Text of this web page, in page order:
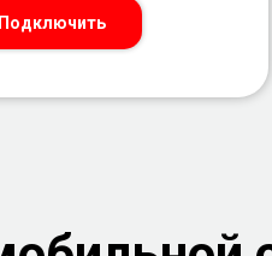
Подключить